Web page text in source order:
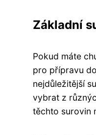
Základní
Pokud máte
pro přípravu
nejdůležitější
vybrat z
těchto surovin